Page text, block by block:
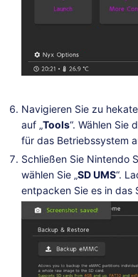
Navigieren Sie zu
auf „Tools“. Wählen Sie
für das Betriebssystem
Schließen Sie Nintendo
wählen Sie „SD UMS“.
entpacken Sie es in das